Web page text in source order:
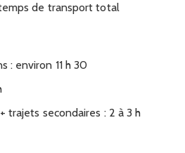
de transport total
: environ 11 h 30
trajets secondaires : 2 à 3 h